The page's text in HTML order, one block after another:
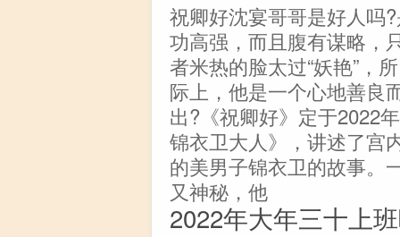
祝卿好沈宴哥哥是好人吗
功高强，而且腹有谋略，
者米热的脸太过“妖艳”，
际上，他是一个心地善良
出?《祝卿好》定于2022
锦衣卫大人》，讲述了宫
的美男子锦衣卫的故事。
又神秘，他
2022年大年三十上